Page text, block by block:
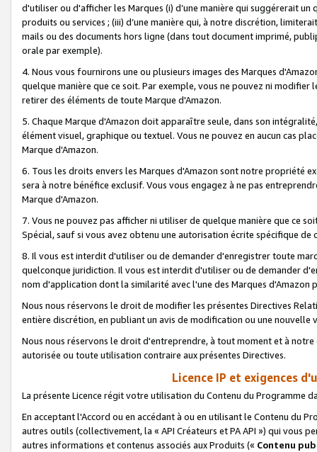
d'utiliser ou d'afficher les Marques (i) d’une manière qui suggérerait
produits ou services ; (iii) d’une manière qui, à notre discrétion,
mails ou des documents hors ligne (dans tout document imprimé,
orale par exemple).
4. Nous vous fournirons une ou plusieurs images des Marques
quelque manière que ce soit. Par exemple, vous ne pouvez ni
retirer des éléments de toute Marque d'Amazon.
5. Chaque Marque d'Amazon doit apparaître seule, dans son
élément visuel, graphique ou textuel. Vous ne pouvez en aucun cas
Marque d'Amazon.
6. Tous les droits envers les Marques d'Amazon sont notre propriété
sera à notre bénéfice exclusif. Vous vous engagez à ne pas
Marque d'Amazon.
7. Vous ne pouvez pas afficher ni utiliser de quelque manière que ce
Spécial, sauf si vous avez obtenu une autorisation écrite spécifique de
8. Il vous est interdit d'utiliser ou de demander d'enregistrer toute
quelconque juridiction. Il vous est interdit d'utiliser ou de demander
nom d'application dont la similarité avec l'une des Marques
Nous nous réservons le droit de modifier les présentes Directives
entière discrétion, en publiant un avis de modification ou une nouvelle
Nous nous réservons le droit d'entreprendre, à tout moment et à
autorisée ou toute utilisation contraire aux présentes Directives.
Licence IP et exigences
La présente Licence régit votre utilisation du Contenu du Programme
En acceptant l'Accord ou en accédant à ou en utilisant le Contenu du
autres outils (collectivement, la « API Créateurs et PA API ») qui vous
autres informations et contenus associés aux Produits (« Contenu